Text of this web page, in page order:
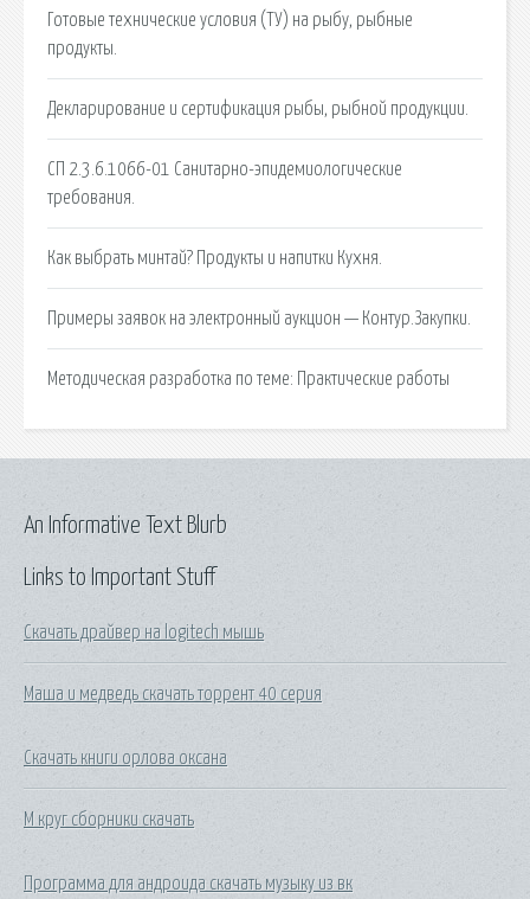
Готовые технические условия (ТУ) на рыбу, рыбные
продукты.
Декларирование и сертификация рыбы, рыбной продукции.
СП 2.3.6.1066-01 Санитарно-эпидемиологические
требования.
Как выбрать минтай? Продукты и напитки Кухня.
Примеры заявок на электронный аукцион — Контур.Закупки.
Методическая разработка по теме: Практические работы
Links to Important Stuff
Скачать драйвер на logitech мышь
Маша и медведь скачать торрент 40 серия
Скачать книги орлова оксана
М круг сборники скачать
Программа для андроида скачать музыку из вк
An Informative Text Blurb